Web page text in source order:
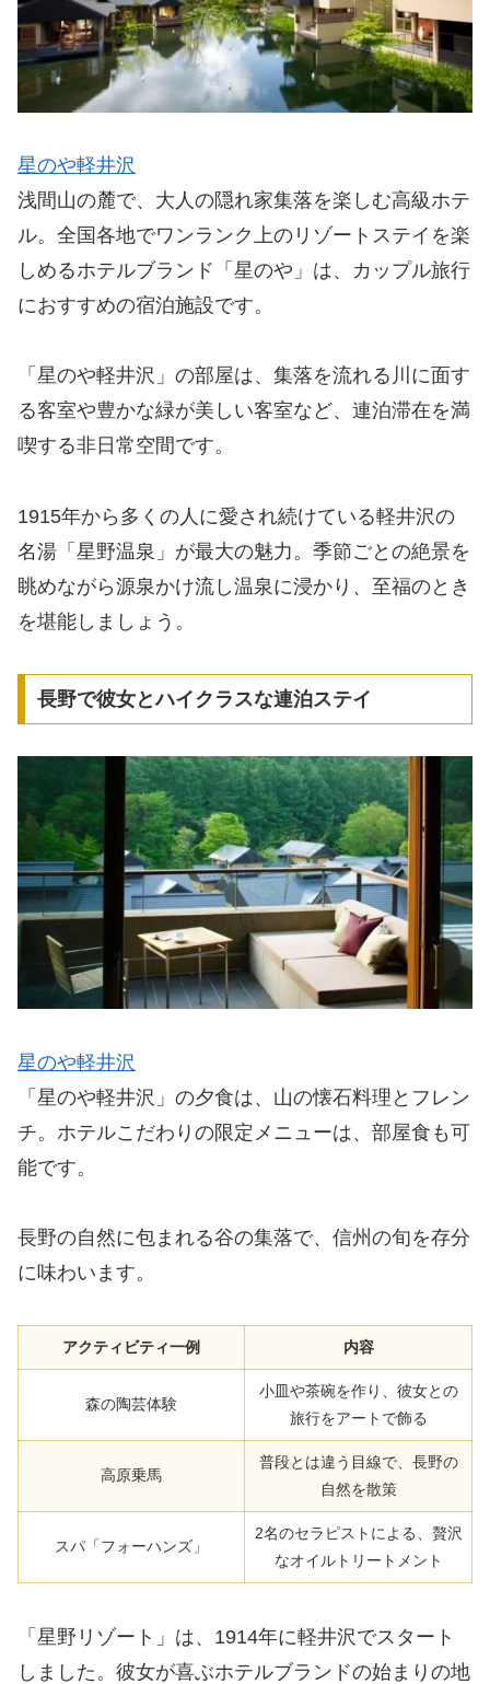
星のや軽井沢
浅間山の麓で、大人の隠れ家集落を楽しむ高級ホテ
ル。全国各地でワンランク上のリゾートステイを楽
しめるホテルブランド「星のや」は、カップル旅行
におすすめの宿泊施設です。
「星のや軽井沢」の部屋は、集落を流れる川に面す
る客室や豊かな緑が美しい客室など、連泊滞在を満
喫する非日常空間です。
1915年から多くの人に愛され続けている軽井沢の
名湯「星野温泉」が最大の魅力。季節ごとの絶景を
眺めながら源泉かけ流し温泉に浸かり、至福のとき
を堪能しましょう。
長野で彼女とハイクラスな連泊ステイ
星のや軽井沢
「星のや軽井沢」の夕食は、山の懐石料理とフレン
チ。ホテルこだわりの限定メニューは、部屋食も可
能です。
長野の自然に包まれる谷の集落で、信州の旬を存分
に味わいます。
アクティビティ一例 内容
森の陶芸体験
小皿や茶碗を作り、彼女との
旅行をアートで飾る
高原乗馬
普段とは違う目線で、長野の
自然を散策
スパ「フォーハンズ」
2名のセラピストによる、贅沢
なオイルトリートメント
「星野リゾート」は、1914年に軽井沢でスタート
しました。彼女が喜ぶホテルブランドの始まりの地